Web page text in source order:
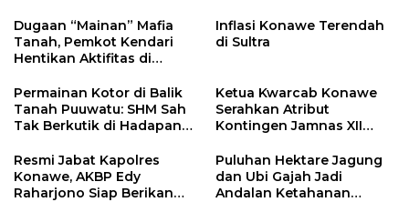
Dugaan “Mainan” Mafia
Tanah, Pemkot Kendari
Hentikan Aktifitas di
Inflasi Konawe Terendah
di Sultra
Permainan Kotor di Balik
Tanah Puuwatu: SHM Sah
Tak Berkutik di Hadapan
Ketua Kwarcab Konawe
Serahkan Atribut
Kontingen Jamnas XII
Resmi Jabat Kapolres
Konawe, AKBP Edy
Raharjono Siap Berikan
Puluhan Hektare Jagung
dan Ubi Gajah Jadi
Andalan Ketahanan